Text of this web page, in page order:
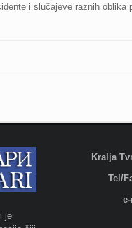
i slučajeve raznih oblika
je
Kralja
Tel/